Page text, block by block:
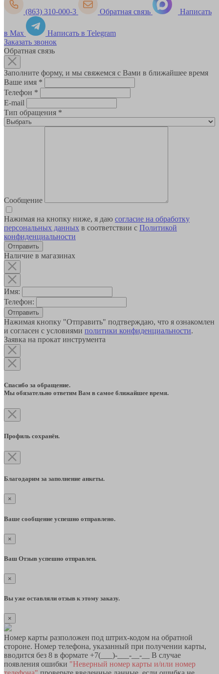
(863) 310-000-3 Обратная связь Написать
в Max
Написать в Telegram
Заказать звонок
Обратная связь
Заполните форму, и мы свяжемся с Вами в ближайшее время
Ваше имя *
Телефон *
E-mail
Тип обращения *
Сообщение
Нажимая на кнопку ниже, я даю согласие на обработку
персональных данных в соответствии с Политикой
конфиденциальности
Наличие в магазинах
Имя:
Телефон:
Отправить
Нажимая кнопку "Отправить" подтверждаю, что я ознакомлен
и согласен с условиями политики конфиденциальности.
Заявка на прокат инструмента
Спасибо за обращение.
Мы обязательно ответим Вам в самое ближайшее время.
Профиль сохранён.
Благодарим за заполнение анкеты.
×
Ваше сообщение успешно отправлено.
×
Ваш Отзыв успешно отправлен.
×
Вы уже оставляли отзыв к этому заказу.
×
Номер карты разположен под штрих-кодом на обратной
стороне. Номер телефона, указанный при получении карты,
вводится без 8 в формате +7(___)-___-__-__ В случае
появления ошибки "Неверный номер карты и/или номер